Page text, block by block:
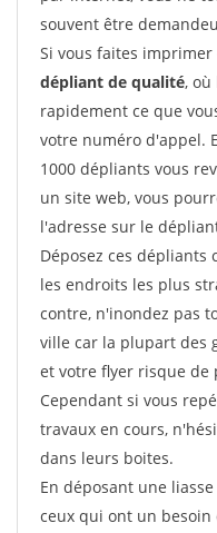
souvent être
Si vous faites
dépliant de qualité, où
rapidement ce que
votre numéro d'appel.
1000 dépliants vous
un site web, vous
l'adresse sur le
Déposez ces dépliants
les endroits les plus
contre, n'inondez pas
ville car la plupart des
et votre flyer risque
Cependant si vous
travaux en cours,
dans leurs boites.
En déposant une
ceux qui ont un besoin